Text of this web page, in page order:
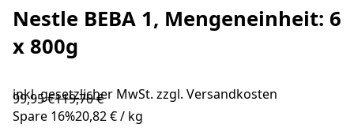
Nestle BEBA 1, Mengeneinheit: 6
x 800g
inkl. gesetzlicher MwSt. zzgl. Versandkosten
99,95 €119,70 €
Spare 16%20,82 €/ kg